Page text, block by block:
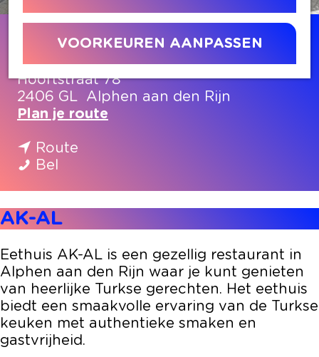
VOORKEUREN AANPASSEN
Contact
Hooftstraat 78
2406 GL
Alphen aan den Rijn
Plan je route
A
L
Route
K
-
A
L
Bel
L
AK-AL
Eethuis AK-AL is een gezellig restaurant in
Alphen aan den Rijn waar je kunt genieten
van heerlijke Turkse gerechten. Het eethuis
biedt een smaakvolle ervaring van de Turkse
keuken met authentieke smaken en
gastvrijheid.